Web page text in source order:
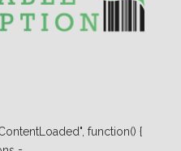
function() {